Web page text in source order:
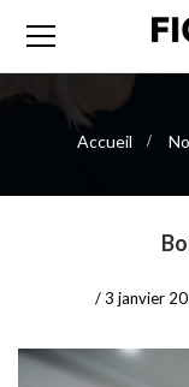
Accueil
/3 janvier